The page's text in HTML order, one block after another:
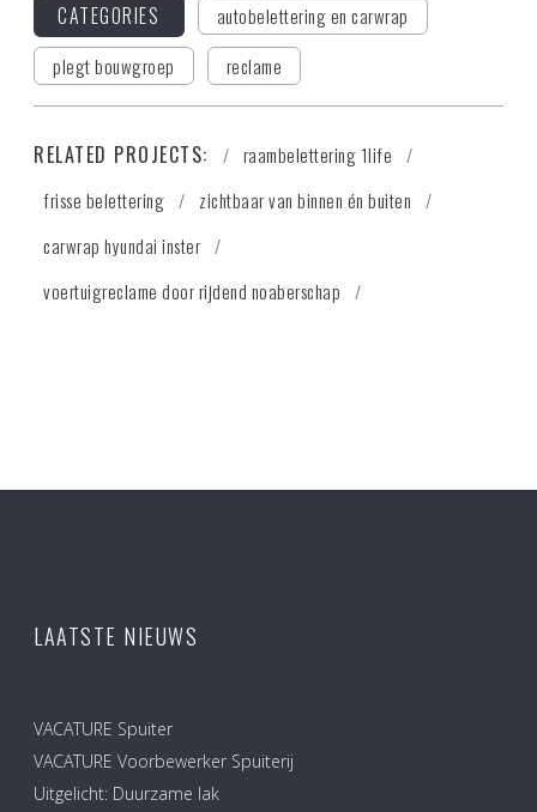
CATEGORIES
autobelettering en carwrap
plegt bouwgroep
reclame
RELATED PROJECTS:
raambelettering 1life
frisse belettering
zichtbaar van binnen én buiten
carwrap hyundai inster
voertuigreclame door rijdend noaberschap
LAATSTE NIEUWS
VACATURE Spuiter
VACATURE Voorbewerker Spuiterij
Uitgelicht: Duurzame lak